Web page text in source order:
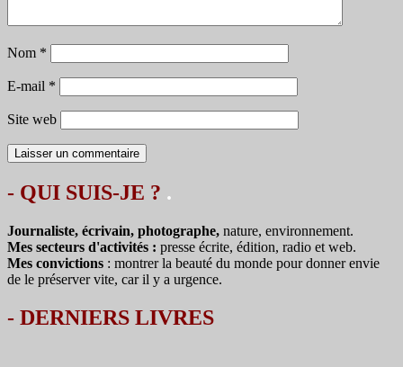
Nom *
E-mail *
Site web
- QUI SUIS-JE ? .
Journaliste, écrivain, photographe, nature, environnement.
Mes secteurs d'activités : presse écrite, édition, radio et web.
Mes convictions : montrer la beauté du monde pour donner envie
de le préserver vite, car il y a urgence.
- DERNIERS LIVRES